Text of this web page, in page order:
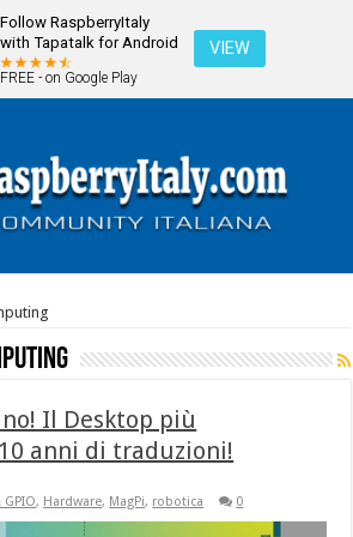
Follow RaspberryItaly
with Tapatalk for Android
FREE - on Google Play
VIEW
Il Desktop più
anni di traduzioni!
GPIO, Hardware, MagPi, robotica 0